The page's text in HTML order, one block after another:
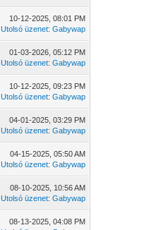
10-12-2025, 08:01 PM
Utolsó üzenet:Gabywap
01-03-2026, 05:12 PM
Utolsó üzenet:Gabywap
10-12-2025, 09:23 PM
Utolsó üzenet:Gabywap
04-01-2025, 03:29 PM
Utolsó üzenet:Gabywap
04-15-2025, 05:50 AM
Utolsó üzenet:Gabywap
08-10-2025, 10:56 AM
Utolsó üzenet:Gabywap
08-13-2025, 04:08 PM